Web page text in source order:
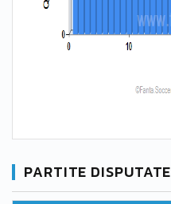
PARTITE DISPUTATE